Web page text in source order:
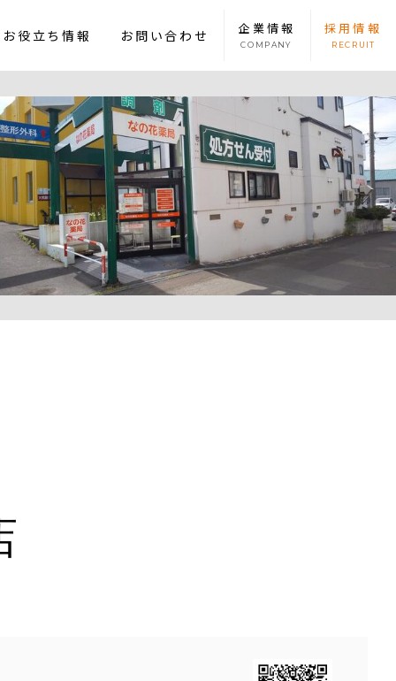
役立ち情報 お問い合わせ 企業情報
COMPANY
採用情報
RECRUIT